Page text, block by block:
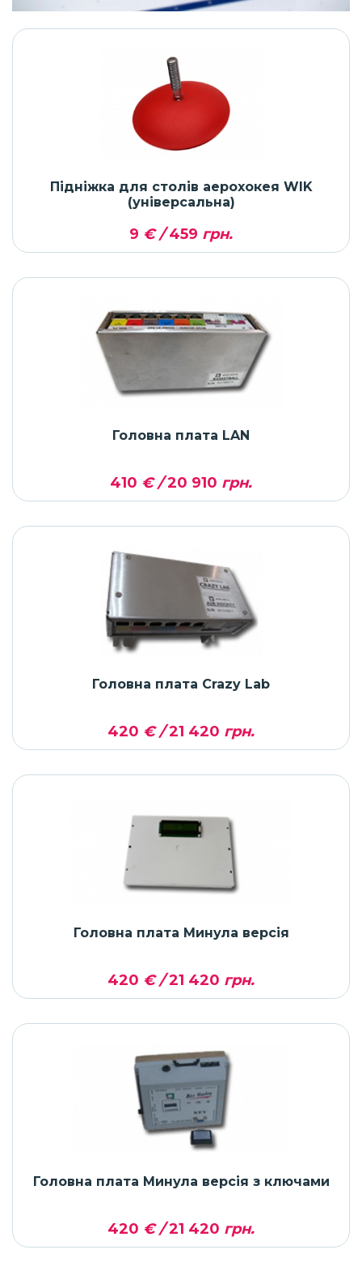
Підніжка для столів аерохокея WIK
(універсальна)
9 € /459 грн.
Головна плата LAN
410 € /20 910 грн.
Головна плата Crazy Lab
420 € /21 420 грн.
Головна плата Минула версія
420 € /21 420 грн.
Головна плата Минула версія з ключами
420 € /21 420 грн.